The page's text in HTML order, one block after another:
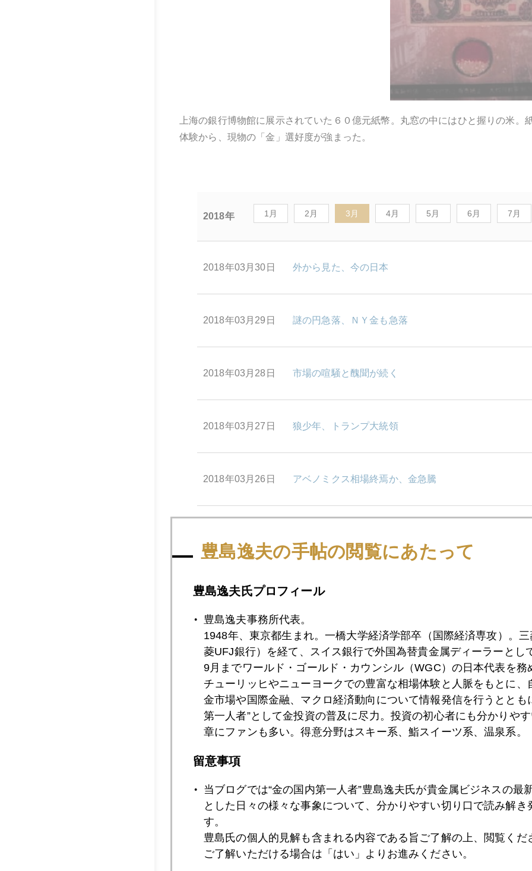
上海の銀行博物館に展示されていた６０億元紙幣。丸窓の中にはひと握りの米
体験から、現物の「金」選好度が強まった。
2018年 1月 2月 3月 4月 5月 6月 7月
2018年03月30日 外から見た、今の日本
2018年03月29日 謎の円急落、ＮＹ金も急落
2018年03月28日 市場の喧騒と醜聞が続く
2018年03月27日 狼少年、トランプ大統領
2018年03月26日 アベノミクス相場終焉か、金急騰
2018年03月22日 米利上げ加速は「執行猶予」、金急騰
2018年03月20日 フェイスブック・スキャンダル
2018年03月19日 中国人民銀行、総裁人事
2018年03月15日 デジタル・ゴールド
2018年03月14日 森友問題で円買い・日本株売り説は、日本人の自惚れ
豊島逸夫の手帖の閲覧にあたって
豊島逸夫氏プロフィール
豊島逸夫事務所代表。
1948年、東京都生まれ。一橋大学経済学部卒（国際経済専攻）。
菱UFJ銀行）を経て、スイス銀行で外国為替貴金属ディーラーとし
9月までワールド・ゴールド・カウンシル（WGC）の日本代表を務
チューリッヒやニューヨークでの豊富な相場体験と人脈をもとに、
金市場や国際金融、マクロ経済動向について情報発信を行うととも
第一人者”として金投資の普及に尽力。投資の初心者にも分かりや
章にファンも多い。得意分野はスキー系、鮨スイーツ系、温泉系。
留意事項
当ブログでは“金の国内第一人者”豊島逸夫氏が貴金属ビジネスの最
とした日々の様々な事象について、分かりやすい切り口で読み解き
す。
豊島氏の個人的見解も含まれる内容である旨ご了解の上、閲覧くだ
ご了解いただける場合は「はい」よりお進みください。